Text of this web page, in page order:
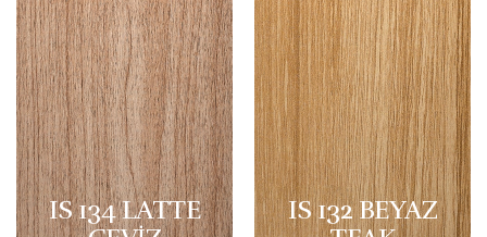
IS 134 LATTE
IS 132 BEYAZ